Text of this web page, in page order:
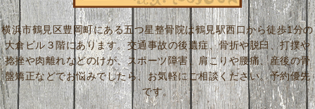
横浜市鶴見区豊岡町にある五つ星整骨院は鶴見駅西口から徒歩1分の
大倉ビル３階にあります。交通事故の後遺症、骨折や脱臼、打撲や
捻挫や肉離れなどのけが、スポーツ障害、肩こりや腰痛、産後の骨
盤矯正などでお悩みでしたら、お気軽にご相談ください。予約優先
です。